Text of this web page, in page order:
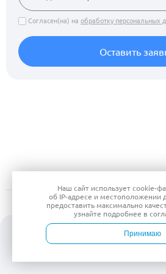
Согласен(на) на обработку персональных
Оставить
8 (495)
Наш сайт используетcookie-
об IP-адресе и местоположении
предоставить максимально
узнайте подробнее в
Принимаю